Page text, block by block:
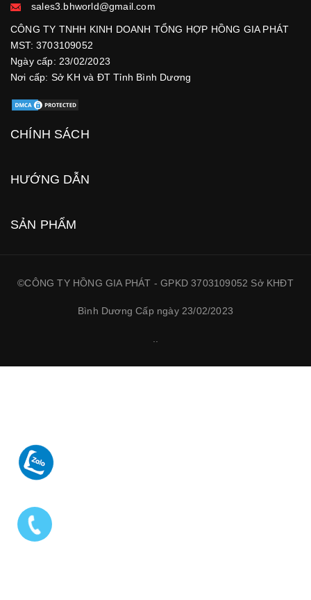
sales3.bhworld@gmail.com
CÔNG TY TNHH KINH DOANH TỔNG HỢP HỒNG GIA PHÁT
MST: 3703109052
Ngày cấp: 23/02/2023
Nơi cấp: Sở KH và ĐT Tỉnh Bình Dương
CHÍNH SÁCH
HƯỚNG DẪN
SẢN PHẨM
©CÔNG TY HỒNG GIA PHÁT - GPKD 3703109052 Sở KHĐT
Bình Dương Cấp ngày 23/02/2023
..